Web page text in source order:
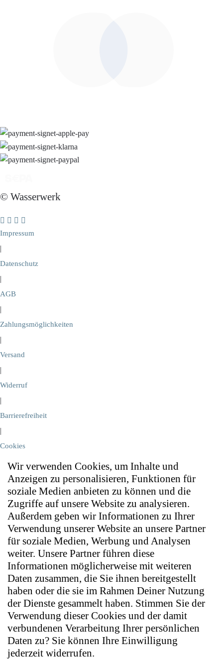
© Wasserwerk
Impressum
Datenschutz
AGB
Zahlungsmöglichkeiten
Versand
Widerruf
Barrierefreiheit
Cookies
Wir verwenden Cookies, um Inhalte und
Anzeigen zu personalisieren, Funktionen für
soziale Medien anbieten zu können und die
Zugriffe auf unsere Website zu analysieren.
Außerdem geben wir Informationen zu Ihrer
Verwendung unserer Website an unsere Partner
für soziale Medien, Werbung und Analysen
weiter. Unsere Partner führen diese
Informationen möglicherweise mit weiteren
Daten zusammen, die Sie ihnen bereitgestellt
haben oder die sie im Rahmen Deiner Nutzung
der Dienste gesammelt haben. Stimmen Sie der
Verwendung dieser Cookies und der damit
verbundenen Verarbeitung Ihrer persönlichen
Daten zu? Sie können Ihre Einwilligung
jederzeit widerrufen.